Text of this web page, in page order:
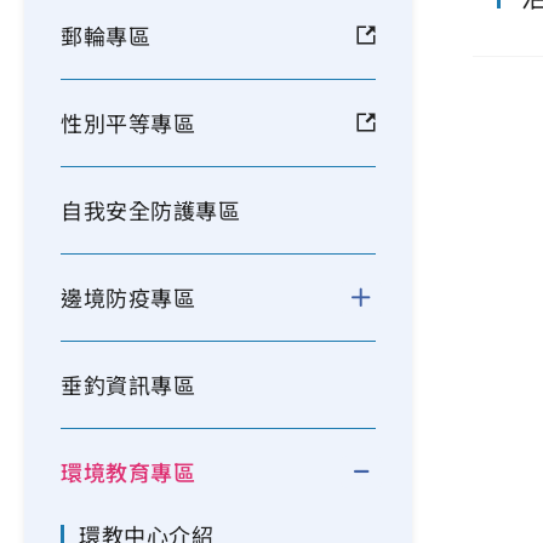
郵輪專區
性別平等專區
自我安全防護專區
邊境防疫專區
垂釣資訊專區
環境教育專區
環教中心介紹